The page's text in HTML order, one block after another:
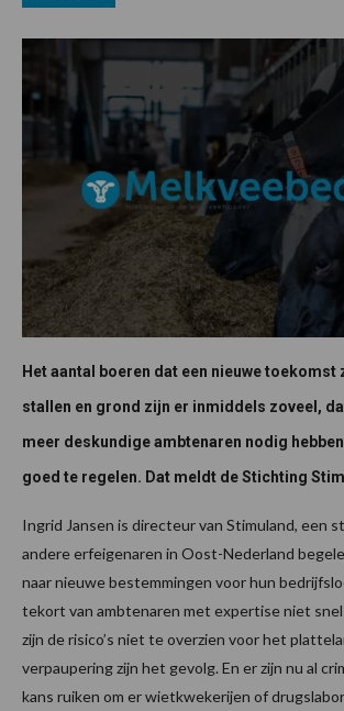
Het aantal boeren dat een nieuwe toekomst
stallen en grond zijn er inmiddels zoveel,
meer deskundige ambtenaren nodig
goed te regelen. Dat meldt de Stichting
Ingrid Jansen is directeur van Stimuland, een
andere erfeigenaren in Oost-Nederland
naar nieuwe bestemmingen voor hun
tekort van ambtenaren met expertise niet
zijn de risico’s niet te overzien voor het
verpaupering zijn het gevolg. En er zijn nu al
kans ruiken om er wietkwekerijen of